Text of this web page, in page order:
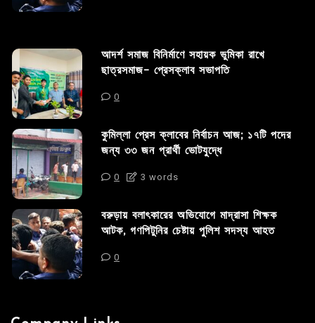
আদর্শ সমাজ বিনির্মাণে সহায়ক ভুমিকা রাখে
ছাত্রসমাজ- প্রেসক্লাব সভাপতি
0
কুমিল্লা প্রেস ক্লাবের নির্বাচন আজ; ১৭টি পদের
জন্য ৩৩ জন প্রার্থী ভোটযুদ্ধে
0 3 words
বরুড়ায় বলাৎকারের অভিযোগে মাদ্রাসা শিক্ষক
আটক, গণপিটুনির চেষ্টায় পুলিশ সদস্য আহত
0